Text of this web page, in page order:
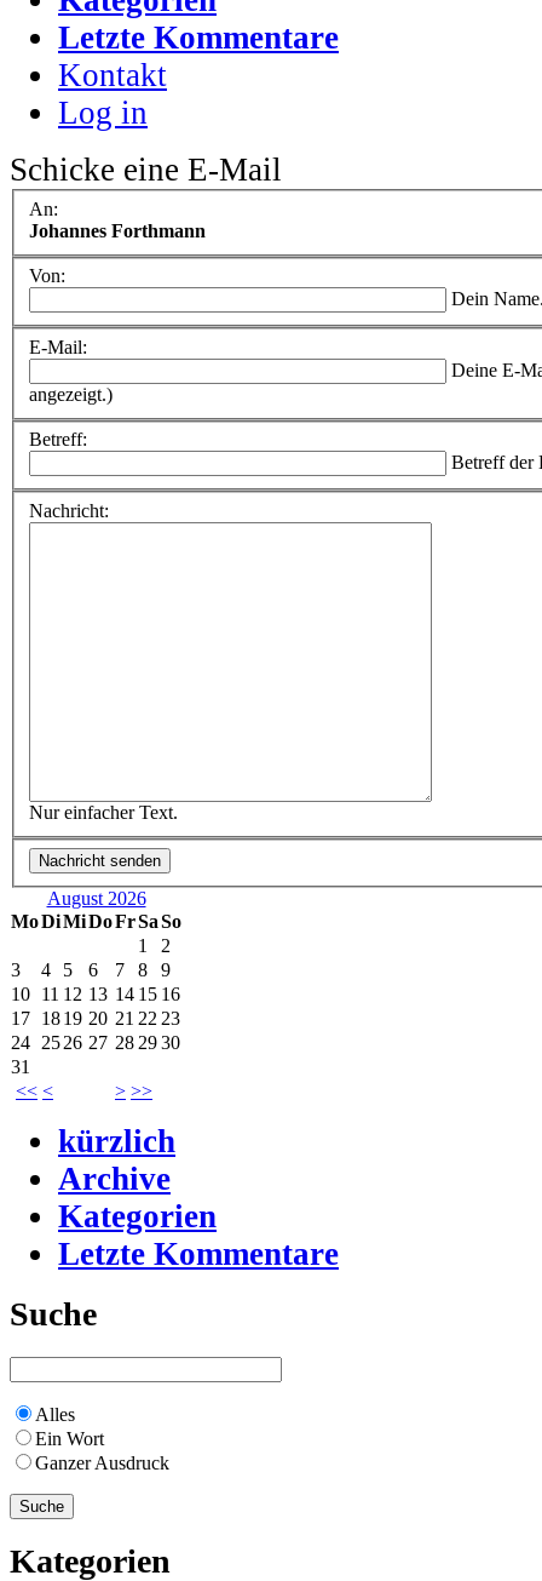
Letzte Kommentare
Kontakt
Log in
Schicke eine E-Mail
An:
Johannes Forthmann
Von:
Dein
E-Mail:
Deine E-
angezeigt.)
Betreff:
Betreff der
Nachricht:
Nur einfacher Text.
August 2026
MoDiMiDoFrSaSo
<< < > >>
1
2
3
4 5 6 7 8
9
10 11 12 13 14 15 16
17 1819 20 21 22 23
24 2526 27 28 2930
31
kürzlich
Archive
Kategorien
Letzte Kommentare
Suche
Alles
Ein Wort
Ganzer Ausdruck
Kategorien